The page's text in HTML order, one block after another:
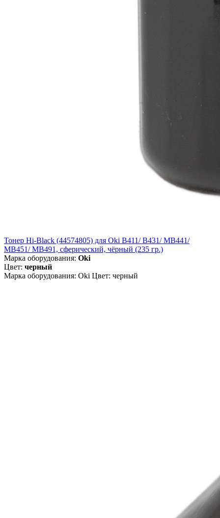
Тонер Hi-Black (44574805) для Oki B411/ B431/ MB441/
MB451/ MB491, сферический, чёрный (235 гр.)
Марка оборудования: Oki
Цвет: черный
Марка оборудования: Oki Цвет: черный